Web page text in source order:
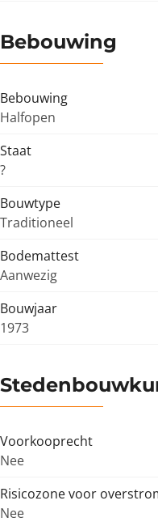
Bebouwing
Bebouwing
Halfopen
Staat
?
Bouwtype
Traditioneel
Bodemattest
Aanwezig
Bouwjaar
1973
Voorkooprecht
Nee
Risicozone voor
Nee